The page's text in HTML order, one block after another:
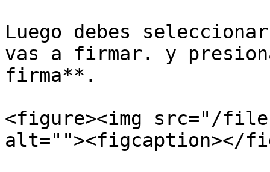
Luego debes
vas a firmar. y
firma**.
<figure><img src="/
alt=""><figcaption></